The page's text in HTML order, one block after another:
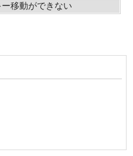
移動ができない